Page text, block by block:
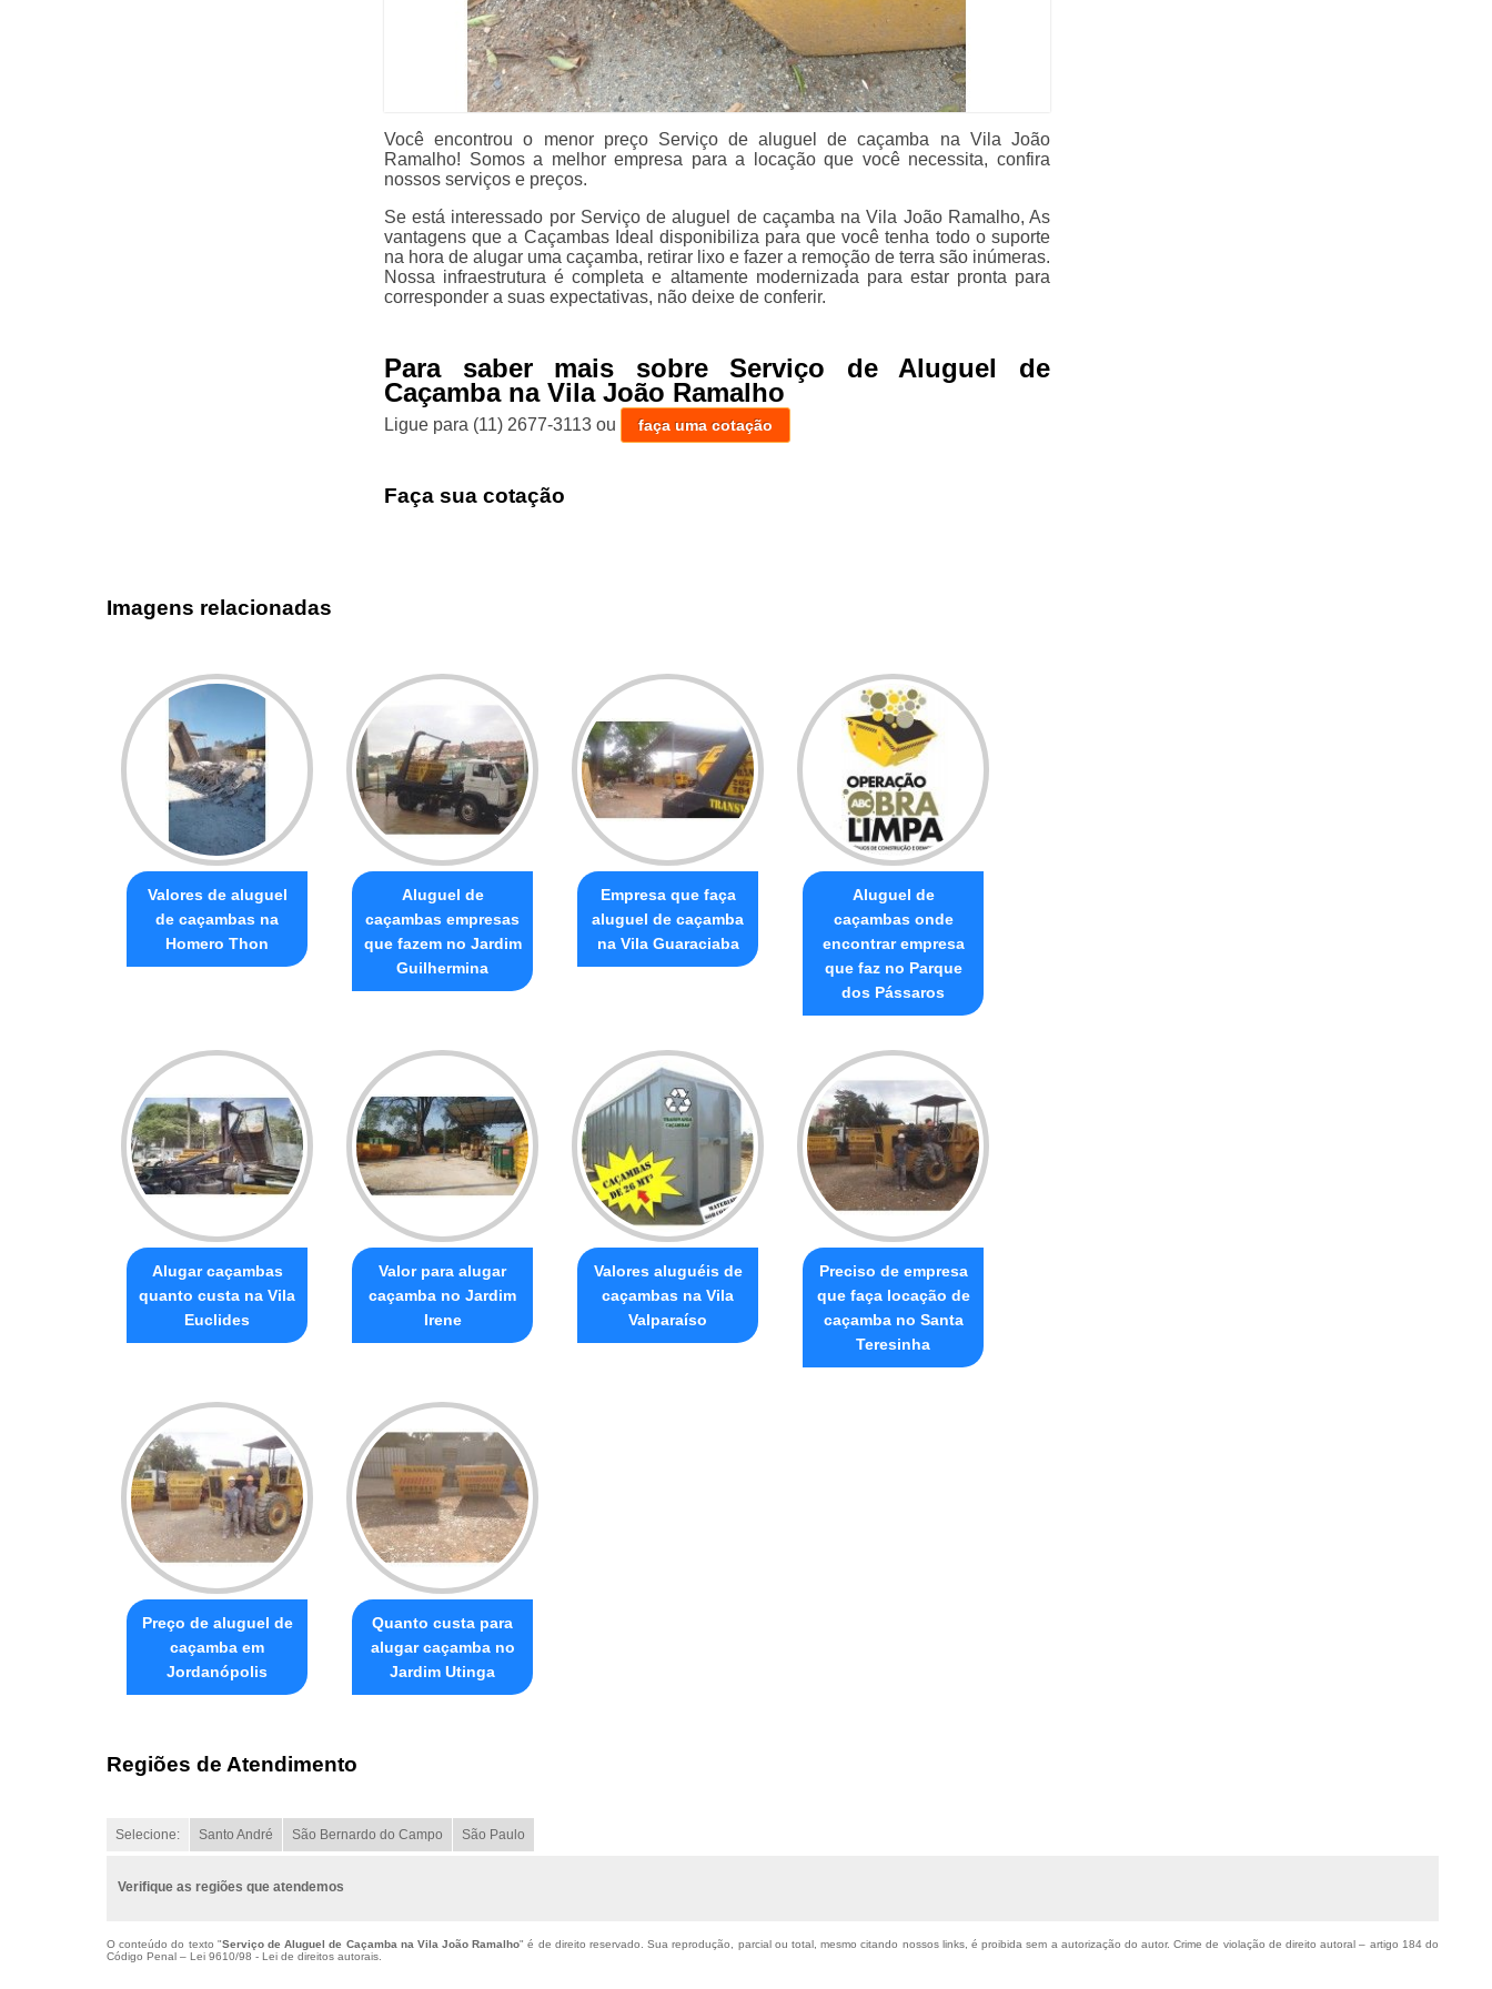
Você encontrou o menor preço Serviço de aluguel de caçamba na Vila João
Ramalho! Somos a melhor empresa para a locação que você necessita, confira
nossos serviços e preços.
Se está interessado por Serviço de aluguel de caçamba na Vila João Ramalho, As
vantagens que a Caçambas Ideal disponibiliza para que você tenha todo o suporte
na hora de alugar uma caçamba, retirar lixo e fazer a remoção de terra são inúmeras.
Nossa infraestrutura é completa e altamente modernizada para estar pronta para
corresponder a suas expectativas, não deixe de conferir.
Para saber mais sobre Serviço de Aluguel de
Caçamba na Vila João Ramalho
Ligue para (11) 2677-3113 ou faça uma cotação
Faça sua cotação
Imagens relacionadas
Valores de aluguel
de caçambas na
Homero Thon
Aluguel de
caçambas empresas
que fazem no Jardim
Guilhermina
Empresa que faça
aluguel de caçamba
na Vila Guaraciaba
Aluguel de
caçambas onde
encontrar empresa
que faz no Parque
dos Pássaros
Alugar caçambas
quanto custa na Vila
Euclides
Valor para alugar
caçamba no Jardim
Irene
Valores aluguéis de
caçambas na Vila
Valparaíso
Preciso de empresa
que faça locação de
caçamba no Santa
Teresinha
Preço de aluguel de
caçamba em
Jordanópolis
Quanto custa para
alugar caçamba no
Jardim Utinga
Regiões de Atendimento
Selecione: Santo André São Bernardo do Campo São Paulo
Verifique as regiões que atendemos
O conteúdo do texto "Serviço de Aluguel de Caçamba na Vila João Ramalho" é de direito reservado. Sua reprodução, parcial ou total, mesmo citando nossos links, é proibida sem a autorização do autor. Crime de violação de direito autoral – artigo 184 do
Código Penal – Lei 9610/98 - Lei de direitos autorais